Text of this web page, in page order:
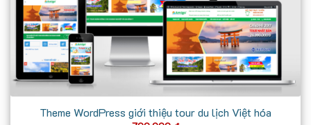
Theme WordPress giới thiệu tour du lịch Việt hóa